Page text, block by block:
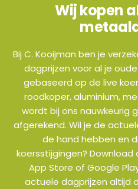
Wij kopen
Bij C. Kooijman ben je
dagprijzen voor al je
gebaseerd op de live
roodkoper, aluminium,
wordt bij ons nauwkeurig
afgerekend. Wil je de
de hand hebben en
koersstijgingen?
App Store of Google
actuele dagprijzen altijd